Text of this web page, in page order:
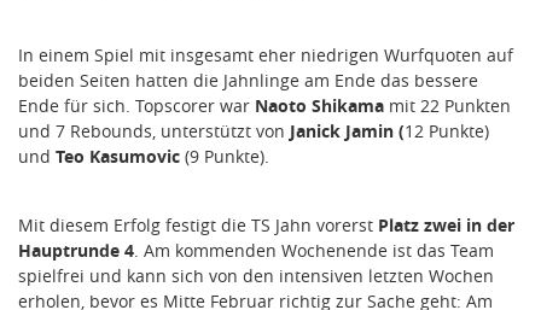
In einem Spiel mit insgesamt eher niedrigen Wurfquoten auf
beiden Seiten hatten die Jahnlinge am Ende das bessere
Ende für sich. Topscorer war Naoto Shikama mit 22 Punkten
und 7 Rebounds, unterstützt von Janick Jamin (12 Punkte)
und Teo Kasumovic (9 Punkte).
Mit diesem Erfolg festigt die TS Jahn vorerst Platz zwei in der
Hauptrunde 4. Am kommenden Wochenende ist das Team
spielfrei und kann sich von den intensiven letzten Wochen
erholen, bevor es Mitte Februar richtig zur Sache geht: Am